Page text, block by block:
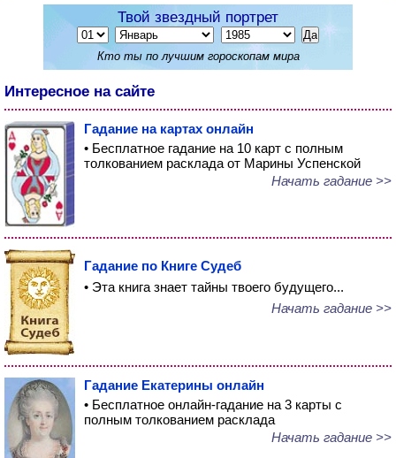
Твой звездный портрет
Кто ты по лучшим гороскопам мира
Интересное на сайте
Гадание на картах онлайн
• Бесплатное гадание на 10 карт с полным
толкованием расклада от Марины Успенской
Начать гадание >>
Гадание по Книге Судеб
• Эта книга знает тайны твоего будущего...
Начать гадание >>
Гадание Екатерины онлайн
• Бесплатное онлайн-гадание на 3 карты с
полным толкованием расклада
Начать гадание >>